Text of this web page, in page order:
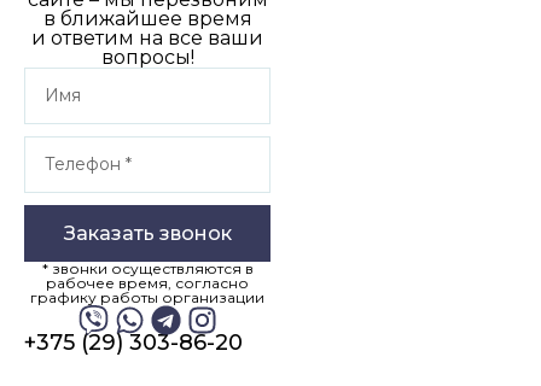
в ближайшее время
и ответим на все ваши
вопросы!
Заказать звонок
* звонки осуществляются в
рабочее время, согласно
графику работы организации
+375 (29) 303-86-20